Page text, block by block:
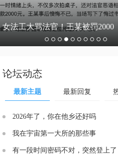
女法工大骂法官！王某被罚2000
论坛动态
最新主题 最新回复
2026年了，你在他乡还好吗
我在宇宙第一大所的那些事
有一段时间密码不对，突然登上了